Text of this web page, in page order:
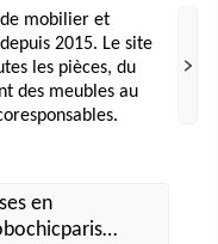
mobilier et
2015. Le site
les pièces, du
des meubles au
en